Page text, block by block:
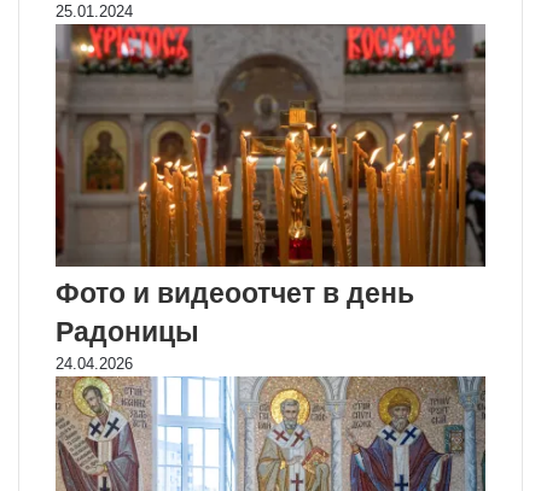
25.01.2024
Фото и видеоотчет в день
Радоницы
24.04.2026